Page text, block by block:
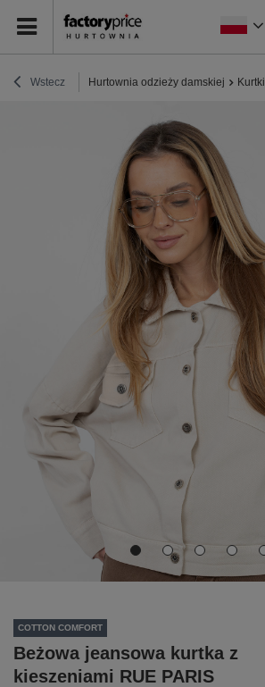
Wstecz Hurtownia odzieży damskiej Kurtki
COTTON COMFORT
Beżowa jeansowa kurtka z
kieszeniami RUE PARIS